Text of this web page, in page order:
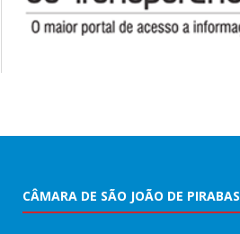
CÂMARA DE SÃO JOÃO DE PIRABAS